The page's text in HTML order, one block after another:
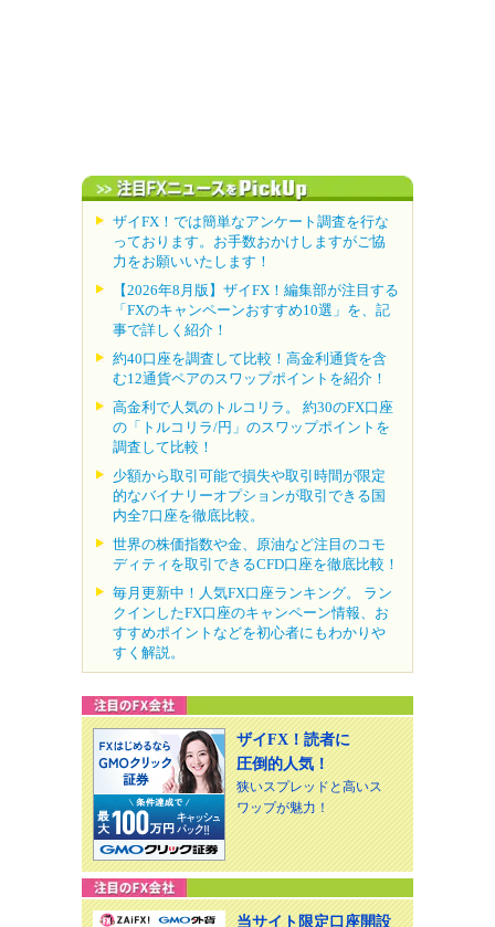
ザイFX！では簡単なアンケート調査を行な
っております。お手数おかけしますがご協
力をお願いいたします！
【2026年8月版】ザイFX！編集部が注目する
「FXのキャンペーンおすすめ10選」を、記
事で詳しく紹介！
約40口座を調査して比較！高金利通貨を含
む12通貨ペアのスワップポイントを紹介！
高金利で人気のトルコリラ。 約30のFX口座
の「トルコリラ/円」のスワップポイントを
調査して比較！
少額から取引可能で損失や取引時間が限定
的なバイナリーオプションが取引できる国
内全7口座を徹底比較。
世界の株価指数や金、原油など注目のコモ
ディティを取引できるCFD口座を徹底比較！
毎月更新中！人気FX口座ランキング。 ラン
クインしたFX口座のキャンペーン情報、お
すすめポイントなどを初心者にもわかりや
すく解説。
ザイFX！読者に
圧倒的人気！
狭いスプレッドと高いス
ワップが魅力！
当サイト限定口座開設